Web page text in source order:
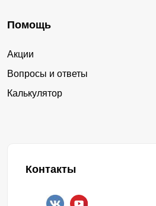
Помощь
Акции
Вопросы и ответы
Калькулятор
Контакты